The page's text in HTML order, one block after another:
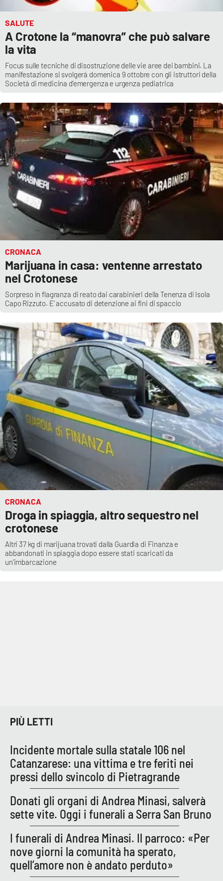
SALUTE
A Crotone la “manovra” che può salvare
la vita
Focus sulle tecniche di disostruzione delle vie aree dei bambini. La
manifestazione si svolgerà domenica 9 ottobre con gli istruttori della
Società di medicina d'emergenza e urgenza pediatrica
CRONACA
Marijuana in casa: ventenne arrestato
nel Crotonese
Sorpreso in flagranza di reato dai carabinieri della Tenenza di Isola
Capo Rizzuto. E’ accusato di detenzione ai fini di spaccio
CRONACA
Droga in spiaggia, altro sequestro nel
crotonese
Altri 37 kg di marijuana trovati dalla Guardia di Finanza e
abbandonati in spiaggia dopo essere stati scaricati da
un’imbarcazione
PIÙ LETTI
Incidente mortale sulla statale 106 nel
Catanzarese: una vittima e tre feriti nei
pressi dello svincolo di Pietragrande
Donati gli organi di Andrea Minasi, salverà
sette vite. Oggi i funerali a Serra San Bruno
I funerali di Andrea Minasi. Il parroco: «Per
nove giorni la comunità ha sperato,
quell’amore non è andato perduto»